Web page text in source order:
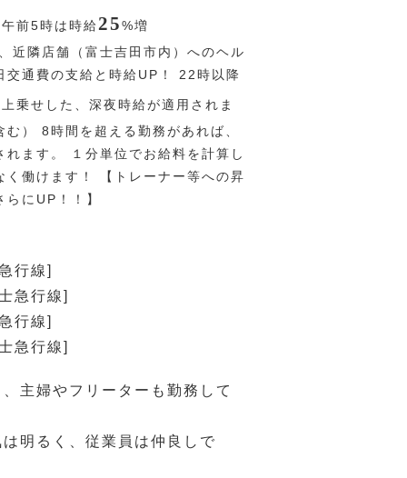
前5時は時給25%増
近隣店舗（富士吉田市内）へのヘル
交通費の支給と時給UP！ 22時以降
上乗せした、深夜時給が適用されま
む） 8時間を超える勤務があれば、
れます。 １分単位でお給料を計算し
く働けます！ 【トレーナー等への昇
にUP！！】
行線]
急行線]
行線]
急行線]
主婦やフリーターも勤務して
明るく、従業員は仲良しで